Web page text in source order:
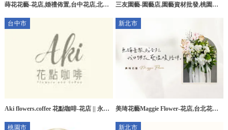
蒔花花藝-花店,婚禮佈置,台中花店,北區
三友園藝-園藝店,園藝資材批發,桃園園
設計
台中市
Aki flowers.coffee 花點咖啡-花店 || 永生
新北市
美琦花藝Maggie Flower-花店,台北花店,
桃園市
新北市